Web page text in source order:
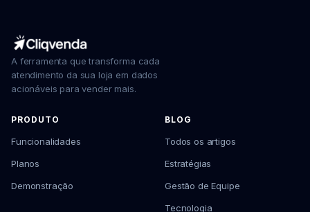
A ferramenta que transforma cada
atendimento da sua loja em dados
acionáveis para vender mais.
PRODUTO
Funcionalidades
Planos
Demonstração
BLOG
Todos os artigos
Estratégias
Gestão de Equipe
Tecnologia